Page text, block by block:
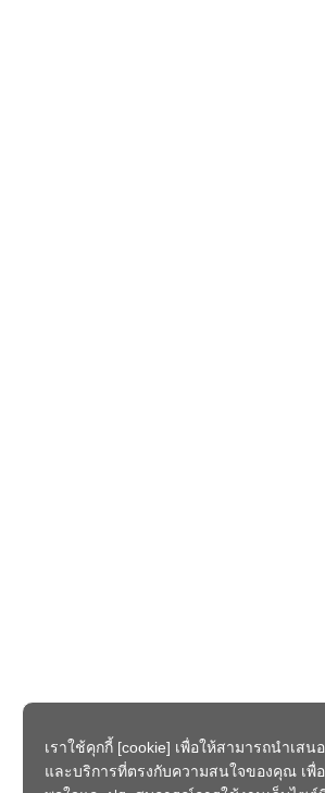
เราใช้คุกกี้ [cookie] เพื่อให้สามารถนำเสน
และบริการที่ตรงกับความสนใจของคุณ เพื่